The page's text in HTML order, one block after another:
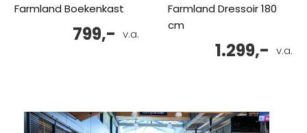
Farmland Boekenkast
v.a.
799,-
Farmland Dressoir 180
cm
v.a.
1.299,-